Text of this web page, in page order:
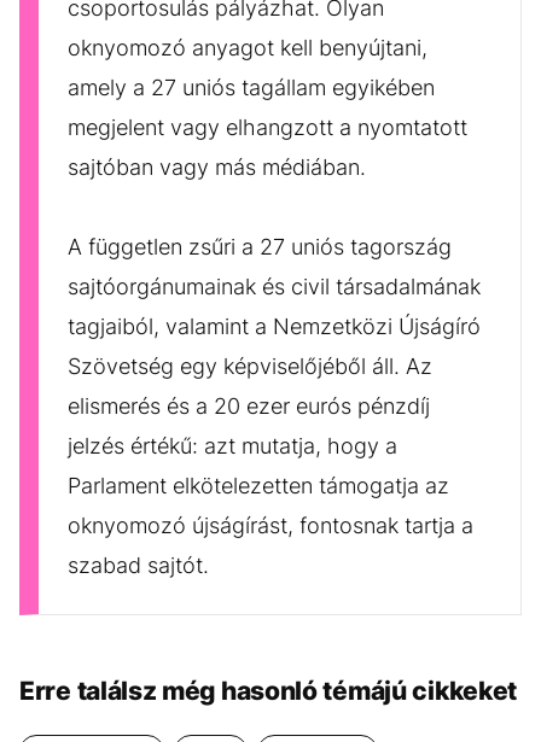
csoportosulás pályázhat. Olyan
oknyomozó anyagot kell benyújtani,
amely a 27 uniós tagállam egyikében
megjelent vagy elhangzott a nyomtatott
sajtóban vagy más médiában.
A független zsűri a 27 uniós tagország
sajtóorgánumainak és civil társadalmának
tagjaiból, valamint a Nemzetközi Újságíró
Szövetség egy képviselőjéből áll. Az
elismerés és a 20 ezer eurós pénzdíj
jelzés értékű: azt mutatja, hogy a
Parlament elkötelezetten támogatja az
oknyomozó újságírást, fontosnak tartja a
szabad sajtót.
Erre találsz még hasonló témájú cikkeket